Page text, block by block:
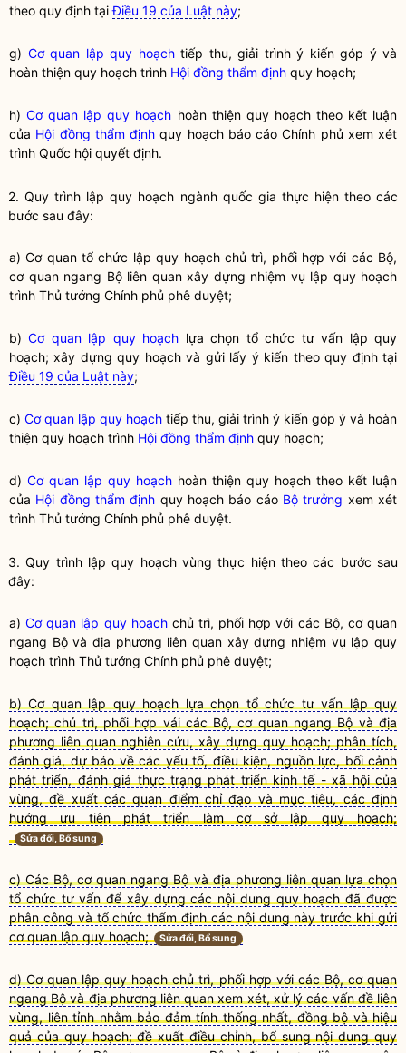
theo quy định tạiĐiều 19 của Luật này;
g) Cơ quan lập quy hoạchtiếp thu, giải trình ý kiến góp ý và
hoàn thiện quy hoạch trình Hội đồng thẩm định quy hoạch;
h)Cơ quan lập quy hoạch hoàn thiện quy hoạch theo kết luận
của Hội đồng thẩm định quy hoạch báo cáo Chính phủ xem xét
trình Quốc hội quyết định.
2. Quy trình lập quy hoạch ngành quốc gia thực hiện theo các
bước sau đây:
a) Cơ quan tổ chức lậpquy hoạchchủ trì, phối hợp với các Bộ,
cơ quan ngang Bộ liên quan xây dựng nhiệm vụ lập quy hoạch
trình Thủ tướng Chính phủ phê duyệt;
b)Cơ quan lập quy hoạch lựa chọn tổ chức tư vấn lập quy
hoạch; xây dựng quy hoạch và gửi lấy ý kiến theo quy định tại
Điều 19 của Luật này;
c) Cơ quan lập quy hoạch tiếp thu, giải trình ý kiến góp ý và hoàn
thiện quy hoạch trình Hội đồng thẩm định quy hoạch;
d) Cơ quan lập quy hoạch hoàn thiện quy hoạch theo kết luận
của Hội đồng thẩm định quy hoạch báo cáo Bộ trưởng xem xét
trình Thủ tướng Chính phủ phê duyệt.
3. Quy trình lập quy hoạch vùng thực hiện theo các bước sau
đây:
a)Cơ quan lập quy hoạchchủ trì, phối hợp với các Bộ, cơ quan
ngang Bộ và địa phương liên quan xây dựng nhiệm vụ lập quy
hoạch trình Thủ tướng Chính phủ phê duyệt;
b) Cơ quan lập quy hoạch lựa chọn tổ chức tư vấn lập quy
hoạch; chủ trì, phối hợp vái các Bộ, cơ quan ngang Bộ và địa
phương liên quan nghiên cứu, xây dựng quy hoạch; phân tích,
đánh giá, dự báo về các yếu tố, điều kiện, nguồn lực, bối cảnh
phát triển, đánh giá thực trạng phát triển kinh tế - xã hội của
vùng, đề xuất các quan điểm chỉ đạo và mục tiêu, các định
hướng ưu tiên phát triển làm cơ sở lập quy hoạch;
Sửa đổi, Bổ sung
c) Các Bộ, cơ quan ngang Bộ và địa phương liên quan lựa chọn
tổ chức tư vấn để xây dựng các nội dung quy hoạch đã được
phân công và tổ chức thẩm định các nội dung này trước khi gửi
cơ quan lập quy hoạch;
Sửa đổi, Bổ sung
d) Cơ quan lập quy hoạch chủ trì, phối hợp với các Bộ, cơ quan
ngang Bộ và địa phương liên quan xem xét, xử lý các vấn đề liên
vùng, liên tỉnh nhằm bảo đảm tính thống nhất, đồng bộ và hiệu
quả của quy hoạch; đề xuất điều chỉnh, bổ sung nội dung quy